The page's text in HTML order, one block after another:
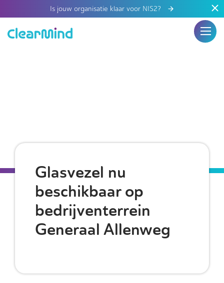
Is jouw organisatie klaar voor NIS2?
Glasvezel nu
beschikbaar op
bedrijventerrein
Generaal Allenweg